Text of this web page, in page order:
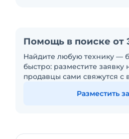
Помощь в поиске от
Найдите любую технику —
быстро: разместите заявку
продавцы сами свяжутся с
Разместить